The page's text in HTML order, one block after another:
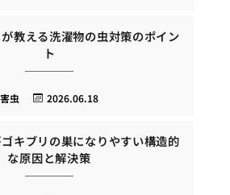
教える洗濯物の虫対策のポイン
ト
2026.06.18
害虫
キブリの巣になりやすい構造的
な原因と解決策